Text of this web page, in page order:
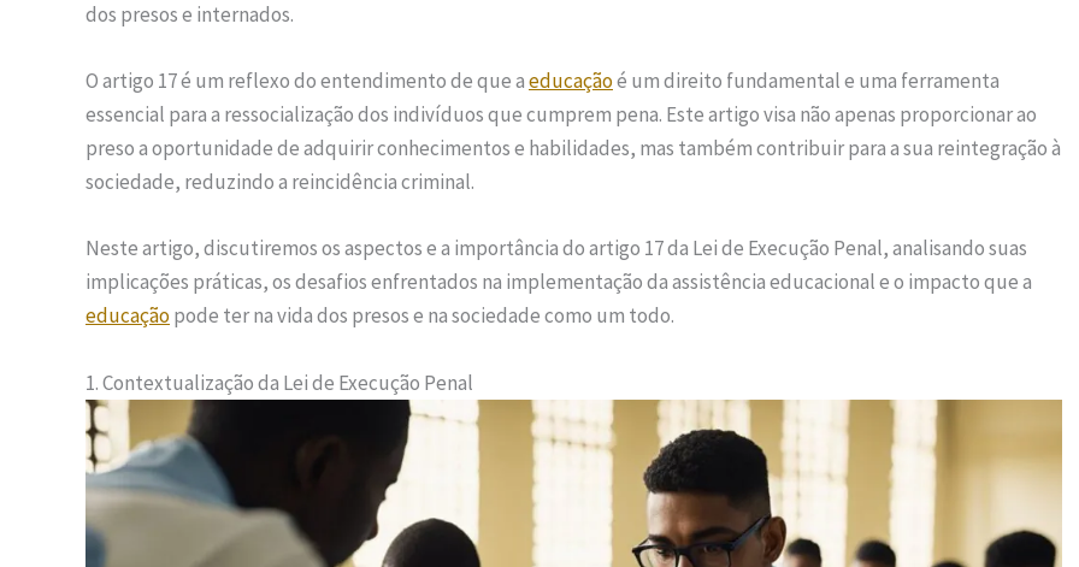
dos presos e internados.
O artigo 17 é um reflexo do entendimento de que aeducaçãoé um direito fundamental e uma ferramenta
essencial para a ressocialização dos indivíduos que cumprem pena. Este artigo visa não apenas proporcionar ao
preso a oportunidade de adquirir conhecimentos e habilidades, mas também contribuir para a sua reintegração à
sociedade, reduzindo a reincidência criminal.
Neste artigo, discutiremos os aspectos e a importância do artigo 17 da Lei de Execução Penal, analisando suas
implicações práticas, os desafios enfrentados na implementação da assistência educacional e o impacto que a
educaçãopode ter na vida dos presos e na sociedade como um todo.
1. Contextualização da Lei de Execução Penal